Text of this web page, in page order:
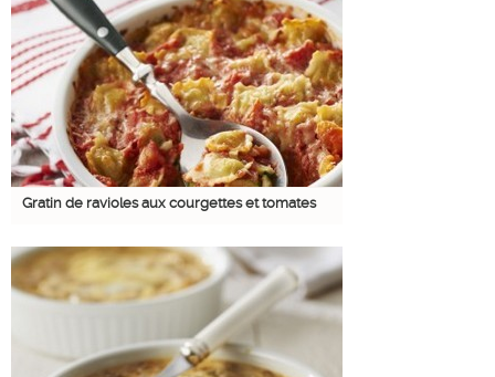
Gratin de ravioles aux courgettes et tomates